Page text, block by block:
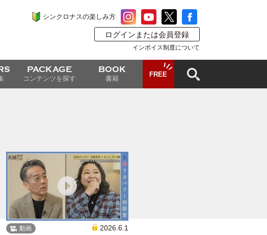
シンクロナスの楽しみ方
ログインまたは会員登録
インボイス制度について
PACKAGE
コンテンツを探す
BOOK
書籍
FREE
動画 2026.6.1